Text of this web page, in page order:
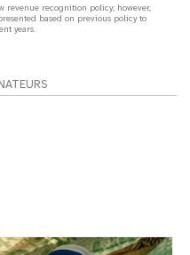
revenue recognition policy; however,
based on previous policy to
years.